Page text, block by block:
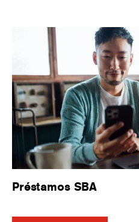
Préstamos SBA